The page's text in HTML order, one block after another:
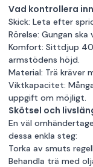
Vad kontrollera
Skick: Leta efter
Rörelse: Gungan
Komfort: Sittdjup
armstödens höjd.
Material: Trä kräver
Viktkapacitet:
uppgift om möjligt.
Skötsel och
En väl
dessa enkla steg:
Torka av smuts
Behandla trä med